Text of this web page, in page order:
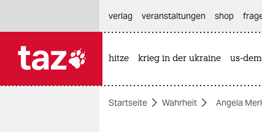
themen
verlag
veranstaltungen shop
hitze krieg in der ukraine us-
Startseite Wahrheit Angela